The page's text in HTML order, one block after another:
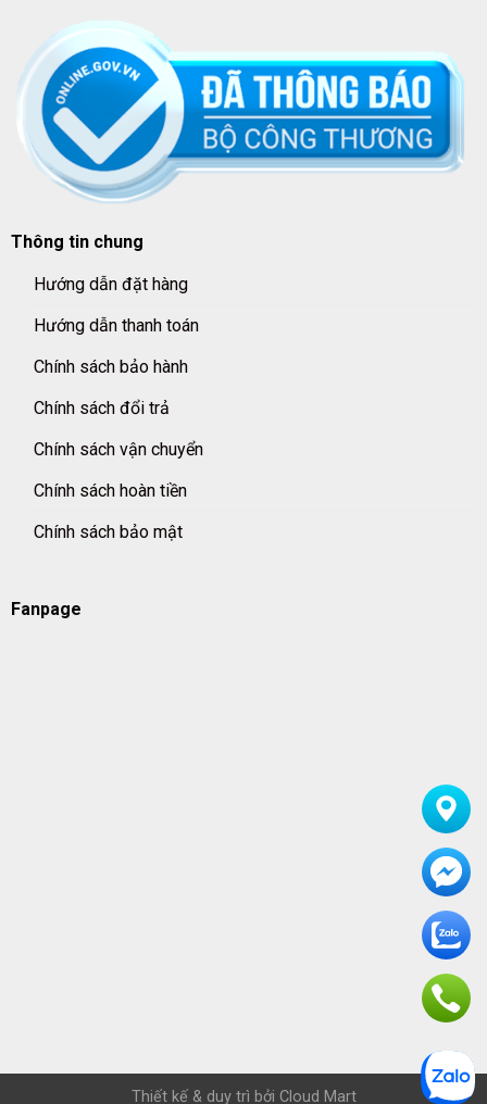
Thông tin chung
Hướng dẫn đặt hàng
Hướng dẫn thanh toán
Chính sách bảo hành
Chính sách đổi trả
Chính sách vận chuyển
Chính sách hoàn tiền
Chính sách bảo mật
Fanpage
Thiết kế & duy trì bởi Cloud Mart